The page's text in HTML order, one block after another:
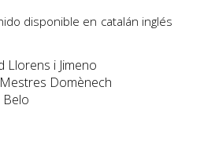
disponible en catalán inglés
Llorens i Jimeno
Domènech
Belo